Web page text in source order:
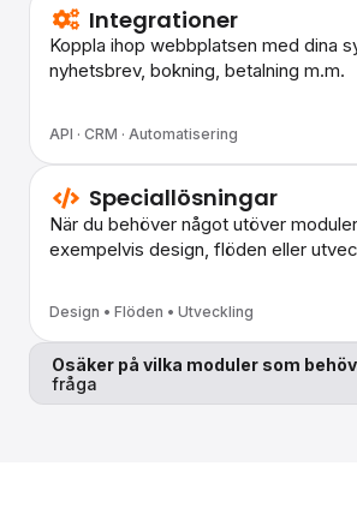
Integrationer
Koppla ihop webbplatsen med dina
nyhetsbrev, bokning, betalning m.m.
API · CRM · Automatisering
Speciallösningar
När du behöver något utöver
exempelvis design, flöden eller
Design • Flöden • Utveckling
Osäker på vilka moduler som
fråga